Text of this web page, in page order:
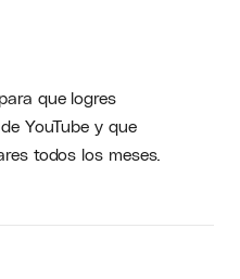
que logres
YouTube y que
todos los meses.